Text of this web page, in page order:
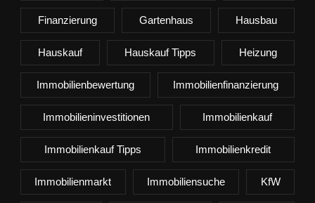
Finanzierung Gartenhaus Hausbau
Hauskauf Hauskauf Tipps Heizung
Immobilienbewertung Immobilienfinanzierung
Immobilieninvestitionen Immobilienkauf
Immobilienkauf Tipps Immobilienkredit
Immobilienmarkt Immobiliensuche KfW